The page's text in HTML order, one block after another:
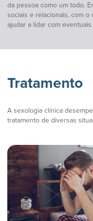
da pessoa como um todo.
sociais e relacionais, com
ajudar a lidar com
Tratamento
A sexologia clínica
tratamento de diversas